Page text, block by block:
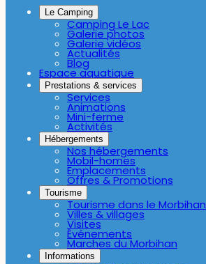
Le Camping
Camping Le Lac
Galerie photos
Galerie vidéos
Actualités
Blog
Espace aquatique
Prestations & services
Services
Animations
Mini-ferme
Activités
Hébergements
Nos hébergements
Mobil-homes
Emplacements
Offres & Promotions
Tourisme
Tourisme dans le Morbihan
Villes & villages
Visites
Événements
Marches du Morbihan
Informations